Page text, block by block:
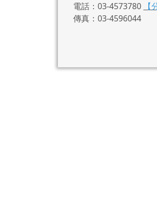
電話：03-4573780
【
傳真：03-4596044